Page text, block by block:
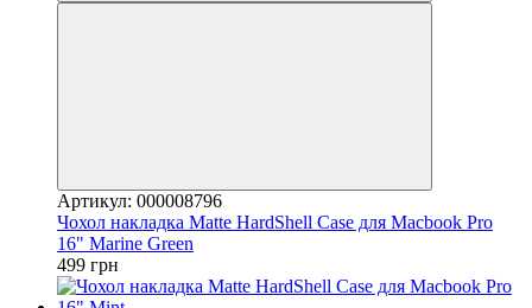
Артикул: 000008796
Чохол накладка Matte HardShell Case для Macbook Pro
16" Marine Green
499 грн